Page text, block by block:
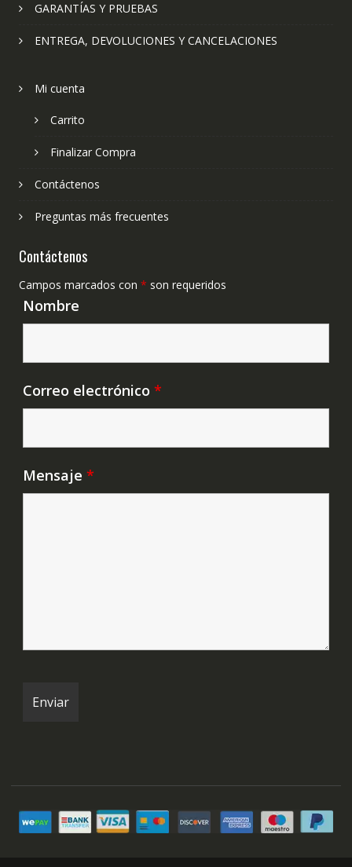
GARANTÍAS Y PRUEBAS
ENTREGA, DEVOLUCIONES Y CANCELACIONES
Mi cuenta
Carrito
Finalizar Compra
Contáctenos
Preguntas más frecuentes
Contáctenos
Campos marcados con * son requeridos
Nombre
Correo electrónico *
Mensaje *